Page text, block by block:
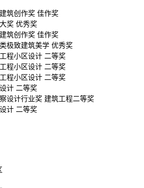
筑创作奖 佳作奖
奖 优秀奖
筑创作奖 佳作奖
极致建筑美学 优秀奖
程小区设计 二等奖
程小区设计 二等奖
程小区设计 二等奖
计 二等奖
设计行业奖 建筑工程二等奖
计 二等奖